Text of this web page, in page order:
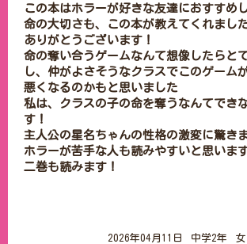
この本はホラーが好きな友達におすすめ
命の大切さも、この本が教えてくれました
ありがとうございます！
命の奪い合うゲームなんて想像したらと
し、仲がよさそうなクラスでこのゲーム
悪くなるのかもと思いました
私は、クラスの子の命を奪うなんてでき
す！
主人公の星名ちゃんの性格の激変に驚き
ホラーが苦手な人も読みやすいと思います
二巻も読みます！
2026年04月11日 中学2年 女